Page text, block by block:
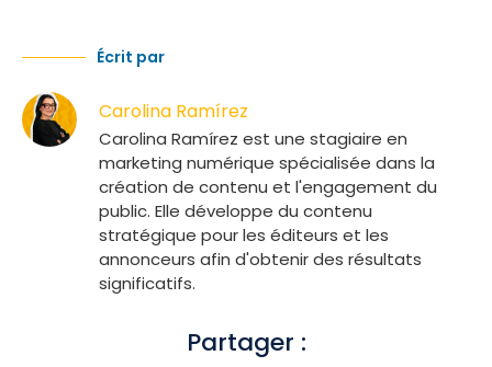
Écrit par
Carolina Ramírez
Carolina Ramírez est une stagiaire en
marketing numérique spécialisée dans la
création de contenu et l'engagement du
public. Elle développe du contenu
stratégique pour les éditeurs et les
annonceurs afin d'obtenir des résultats
significatifs.
Partager :